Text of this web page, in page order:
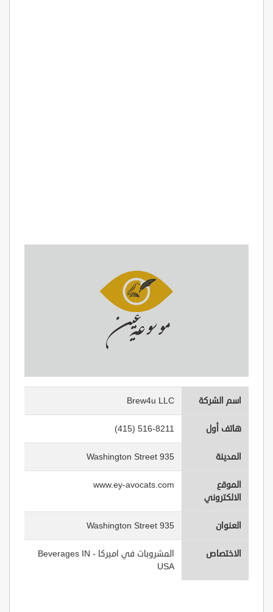
اسم الشركة Brew4u LLC
هاتف أول (415) 516-8211
المدينة 935 Washington Street
الموقع
الالكتروني
www.ey-avocats.com
العنوان 935 Washington Street
الاختصاص
المشروبات في اميركا - Beverages IN
USA